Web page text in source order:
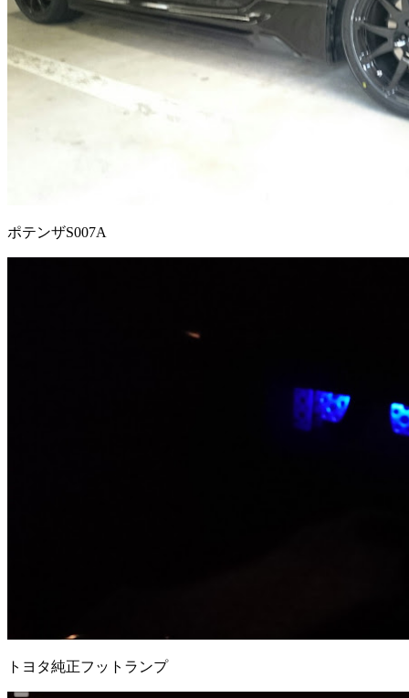
ポテンザS007A
トヨタ純正フットランプ